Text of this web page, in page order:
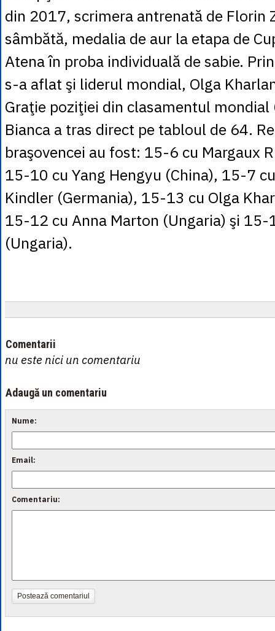
din 2017, scrimera antrenată de Florin
sâmbătă, medalia de aur la etapa de
Atena în proba individuală de sabie.
s-a aflat şi liderul mondial, Olga
Graţie poziţiei din clasamentul
Bianca a tras direct pe tabloul de 64.
braşovencei au fost: 15-6 cu Margaux
15-10 cu Yang Hengyu (China), 15-7
Kindler (Germania), 15-13 cu Olga
15-12 cu Anna Marton (Ungaria) şi 15-
(Ungaria).
Comentarii
nu este nici un comentariu
Adaugă un comentariu
Nume:
Email:
Comentariu:
Postează comentariul